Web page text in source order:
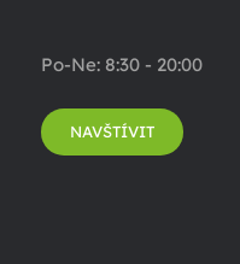
Po-Ne: 8:30 - 20:00
NAVŠTÍVIT